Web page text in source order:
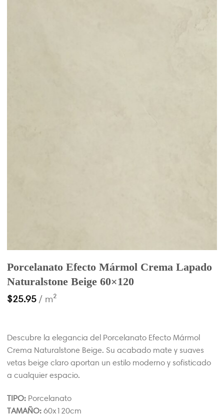
Porcelanato Efecto Mármol Crema Lapado
Naturalstone Beige 60×120
$25.95 / m²
Descubre la elegancia del Porcelanato Efecto Mármol
Crema Naturalstone Beige. Su acabado mate y suaves
vetas beige claro aportan un estilo moderno y sofisticado
a cualquier espacio.
TIPO: Porcelanato
TAMAÑO: 60x120cm